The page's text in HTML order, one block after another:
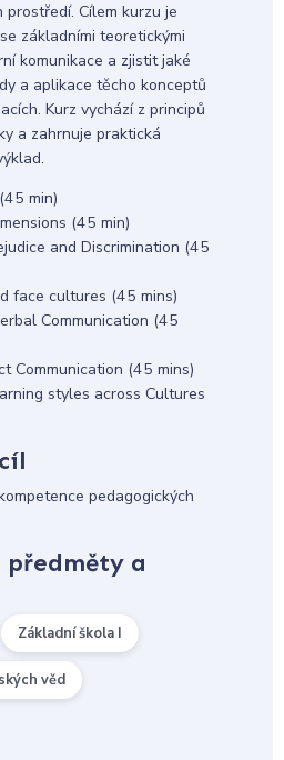
Cílem kurzu je
základními teoretickými
komunikace a zjistit jaké
a aplikace těcho konceptů
Kurz vychází z principů
a zahrnuje praktická
min)
(45 min)
and Discrimination (45
face cultures (45 mins)
Communication (45
Communication (45 mins)
styles across Cultures
pedagogických
předměty a
Základní škola I
věd